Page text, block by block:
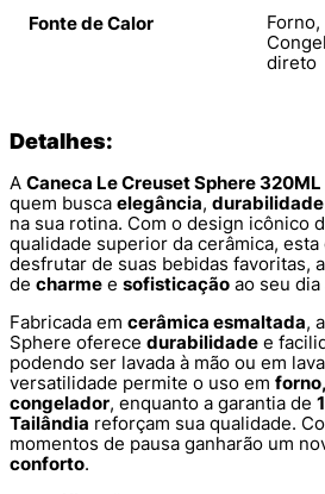
Fonte de Calor
direto
Detalhes:
A Caneca Le Creuset Sphere 320ML
quem busca elegância, durabilidade
na sua rotina. Com o design icônico
qualidade superior da cerâmica, esta
desfrutar de suas bebidas favoritas,
de charme e sofisticação ao seu dia
Fabricada em cerâmica esmaltada,
Sphere oferece durabilidade e
podendo ser lavada à mão ou em
versatilidade permite o uso em
congelador, enquanto a garantia de
Tailândia reforçam sua qualidade.
momentos de pausa ganharão um
conforto.